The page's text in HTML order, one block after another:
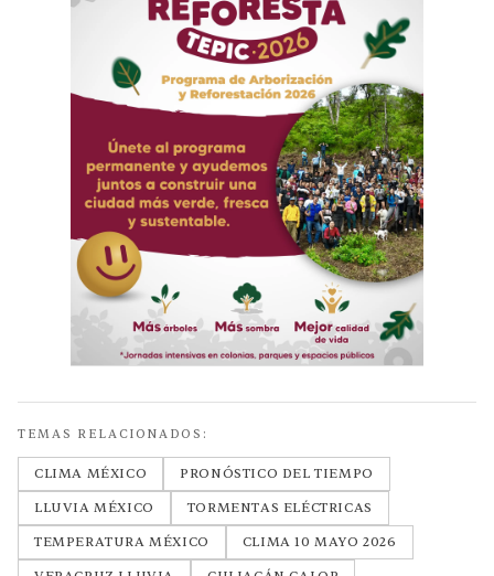
TEMAS RELACIONADOS:
CLIMA MÉXICO
PRONÓSTICO DEL TIEMPO
LLUVIA MÉXICO
TORMENTAS ELÉCTRICAS
TEMPERATURA MÉXICO
CLIMA 10 MAYO 2026